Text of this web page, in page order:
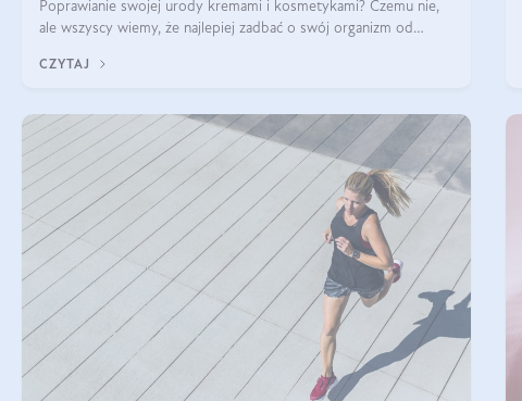
Poprawianie swojej urody kremami i kosmetykami? Czemu nie,
ale wszyscy wiemy, że najlepiej zadbać o swój organizm od
zewnętrzny prezentował się zdrowo i atrakcyjnie. Stosowanie
CZYTAJ